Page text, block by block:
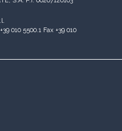
010 5500.1 Fax +39 010